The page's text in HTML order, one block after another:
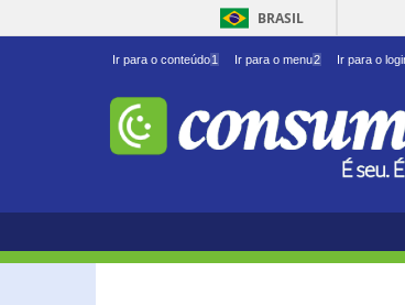
BRASIL
Ir para o conteúdo1 Ir para o menu2 Ir para o